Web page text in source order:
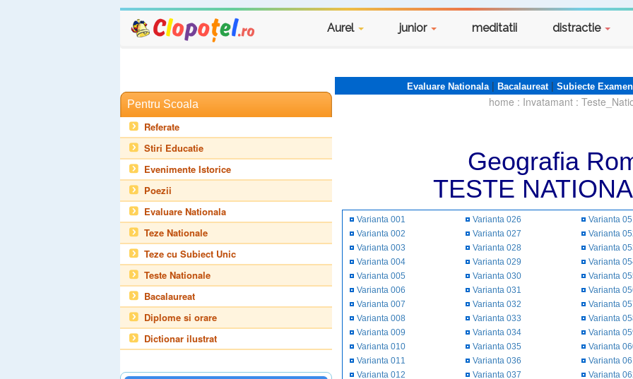
Aurel junior meditatii distractie
Pentru Scoala
Referate
Stiri Educatie
Evenimente Istorice
Poezii
Evaluare Nationala
Teze Nationale
Teze cu Subiect Unic
Teste Nationale
Bacalaureat
Diplome si orare
Dictionar ilustrat
Evaluare Nationala| Bacalaureat| Subiecte Examen
home : Invatamant :
Geografia
TESTE
Varianta 001
Varianta 002
Varianta 003
Varianta 004
Varianta 005
Varianta 006
Varianta 007
Varianta 008
Varianta 009
Varianta 010
Varianta 011
Varianta 012
Varianta 026
Varianta 027
Varianta 028
Varianta 029
Varianta 030
Varianta 031
Varianta 032
Varianta 033
Varianta 034
Varianta 035
Varianta 036
Varianta 037
Varianta
Varianta
Varianta
Varianta
Varianta
Varianta
Varianta
Varianta
Varianta
Varianta
Varianta
Varianta